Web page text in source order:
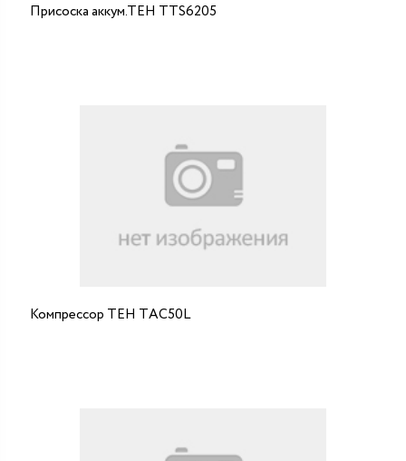
Присоска аккум.ТЕН ТTS6205
Компрессор ТЕН ТAC50L